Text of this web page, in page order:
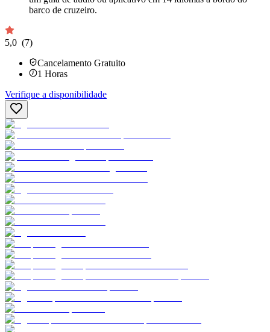
barco de cruzeiro.
5,0 (7)
Cancelamento Gratuito
1 Horas
Verifique a disponibilidade